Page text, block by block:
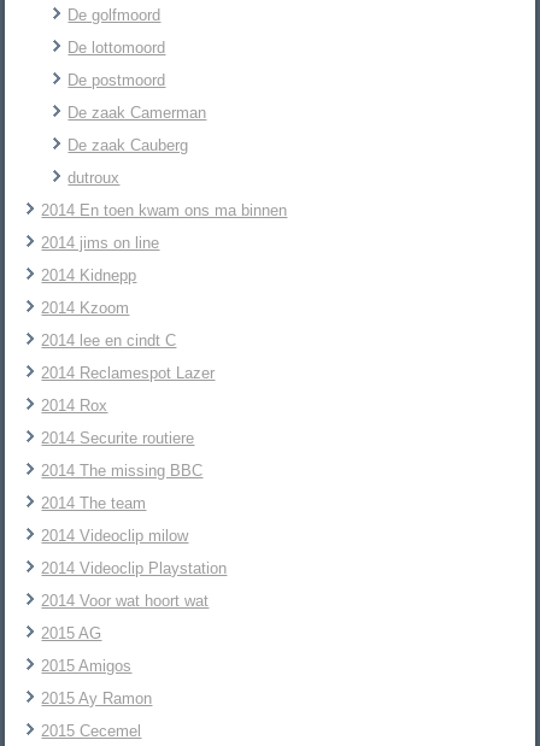
De golfmoord
De lottomoord
De postmoord
De zaak Camerman
De zaak Cauberg
dutroux
2014 En toen kwam ons ma binnen
2014 jims on line
2014 Kidnepp
2014 Kzoom
2014 lee en cindt C
2014 Reclamespot Lazer
2014 Rox
2014 Securite routiere
2014 The missing BBC
2014 The team
2014 Videoclip milow
2014 Videoclip Playstation
2014 Voor wat hoort wat
2015 AG
2015 Amigos
2015 Ay Ramon
2015 Cecemel